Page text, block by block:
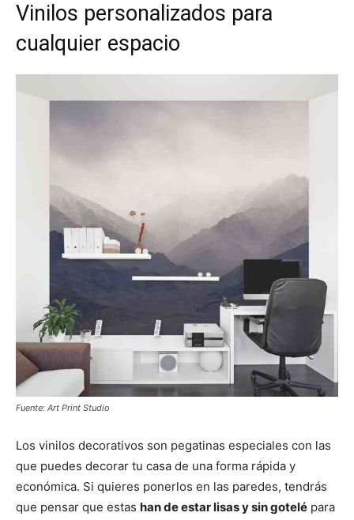
Vinilos personalizados para
cualquier espacio
Fuente: Art Print Studio
Los vinilos decorativos son pegatinas especiales con las
que puedes decorar tu casa de una forma rápida y
económica. Si quieres ponerlos en las paredes, tendrás
que pensar que estas han de estar lisas y sin gotelé para